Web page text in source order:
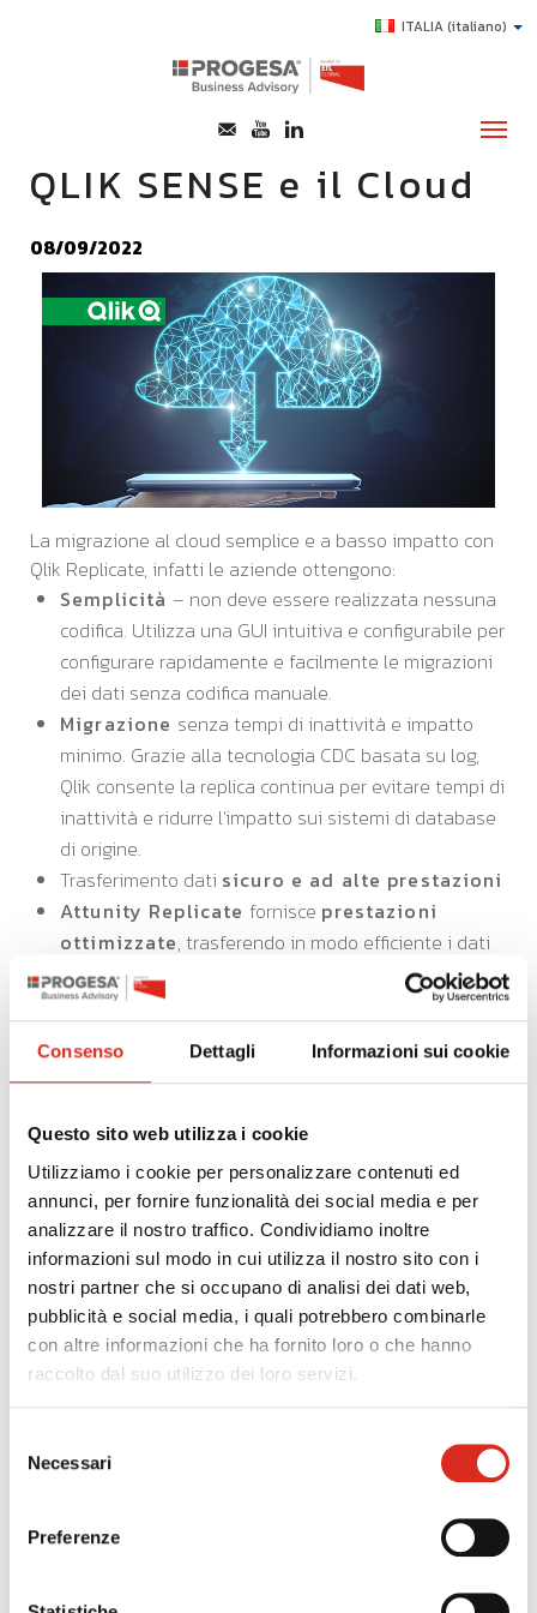
Consenso Dettagli Informazioni sui cookie
Questo sito web utilizza i cookie
Utilizziamo i cookie per personalizzare contenuti ed
annunci, per fornire funzionalità dei social media e per
analizzare il nostro traffico. Condividiamo inoltre
informazioni sul modo in cui utilizza il nostro sito con i
nostri partner che si occupano di analisi dei dati web,
pubblicità e social media, i quali potrebbero combinarle
con altre informazioni che ha fornito loro o che hanno
raccolto dal suo utilizzo dei loro servizi.
delNecessari
Preferenze
ITALIA(italiano)
SERVIZI
SUCCESS STORY
QLIK SENSE e il Cloud
08/09/2022
La migrazione al cloud semplice e a basso impatto con
Qlik Replicate, infatti le aziende ottengono:
Semplicità – non deve essere realizzata nessuna
codifica. Utilizza una GUI intuitiva e configurabile per
configurare rapidamente e facilmente le migrazioni
dei dati senza codifica manuale.
Migrazione senza tempi di inattività e impatto
minimo. Grazie alla tecnologia CDC basata su log,
Qlik consente la replica continua per evitare tempi di
inattività e ridurre l'impatto sui sistemi di database
di origine.
Trasferimento dati sicuro e ad alte prestazioni
Attunity Replicate fornisce prestazioni
ottimizzate, trasferendo in modo efficiente i dati
sulla rete WAN (Wide Area Network) alla tua
piattaforma cloud pubblica preferita, sfruttando la
sicurezza
, garantendo l'integrità dei dati e il
center e la piattaforma cloud.
Contattaci per scoprire di più
precedente:valutazione food defence e food fraud, mediante
un idoneo risk assessment
successivo: green new deal: 750 mln dal mise, a novembre le
domande